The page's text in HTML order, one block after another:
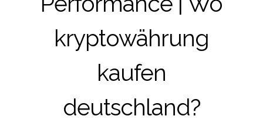
kryptowährung
kaufen
deutschland?